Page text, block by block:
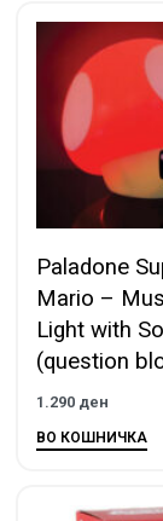
Paladone
Mario –
Light with
(question
1.290 ден
ВО КОШНИЧКА